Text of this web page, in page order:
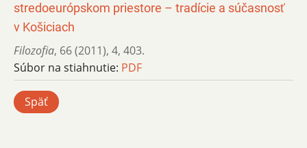
stredoeurópskom priestore – tradície a súčasnosť
v Košiciach
Filozofia, 66 (2011), 4, 403.
Súbor na stiahnutie: PDF
Späť